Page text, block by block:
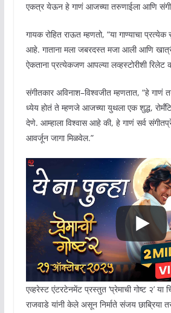
एकत्र येऊन हे गाणं आजच्या तरुणाईला आणि
गायक रोहित राऊत म्हणतो, “या गाण्याचा
आहे. गाताना मला जबरदस्त मजा आली आणि
ऐकताना प्रत्येकजण आपल्या लव्हस्टोरीशी रिलेट
संगीतकार अविनाश–विश्वजीत म्हणतात, “हे
ध्येय होतं ते म्हणजे आजच्या युथला एक शुद्ध,
देणे. आम्हाला विश्वास आहे की, हे गाणं सर्व
आवर्जून जागा मिळवेल.”
एव्हरेस्ट एंटरटेनमेंट प्रस्तुत ‘प्रेमाची गोष्ट २’ या
राजवाडे यांनी केले असून निर्माते संजय छाब्रिया